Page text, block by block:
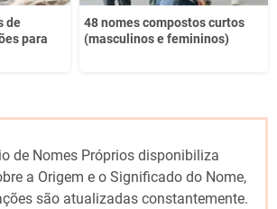
de
para
48 nomes compostos curtos
(masculinos e femininos)
de Nomes Próprios disponibiliza
a Origem e o Significado do Nome,
são atualizadas constantemente.